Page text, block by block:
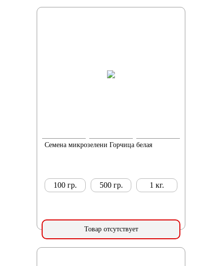
Семена микрозелени Горчица белая
100 гр. 500 гр. 1 кг.
Товар отсутствует